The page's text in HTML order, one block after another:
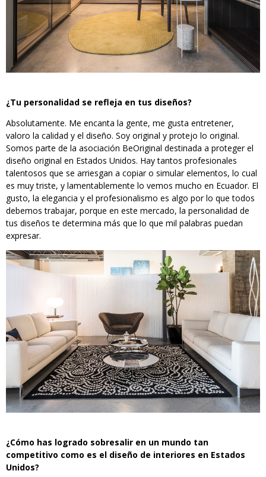
¿Tu personalidad se refleja en tus diseños?
Absolutamente. Me encanta la gente, me gusta entretener,
valoro la calidad y el diseño. Soy original y protejo lo original.
Somos parte de la asociación BeOriginal destinada a proteger el
diseño original en Estados Unidos. Hay tantos profesionales
talentosos que se arriesgan a copiar o simular elementos, lo cual
es muy triste, y lamentablemente lo vemos mucho en Ecuador. El
gusto, la elegancia y el profesionalismo es algo por lo que todos
debemos trabajar, porque en este mercado, la personalidad de
tus diseños te determina más que lo que mil palabras puedan
expresar.
¿Cómo has logrado sobresalir en un mundo tan
competitivo como es el diseño de interiores en Estados
Unidos?